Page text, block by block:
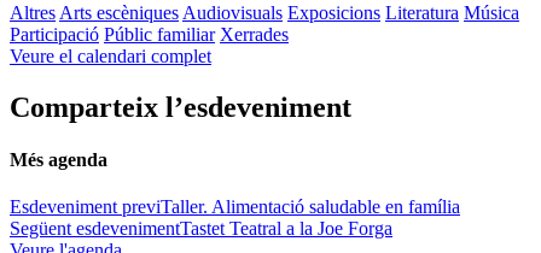
Altres Arts escèniques Audiovisuals Exposicions Literatura Música
Participació Públic familiar Xerrades
Veure el calendari complet
Comparteix l’esdeveniment
Més agenda
Esdeveniment previTaller. Alimentació saludable en família
Següent esdevenimentTastet Teatral a la Joe Forga